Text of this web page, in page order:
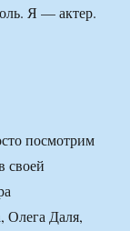
Я — актер.
посмотрим
своей
Олега Даля,